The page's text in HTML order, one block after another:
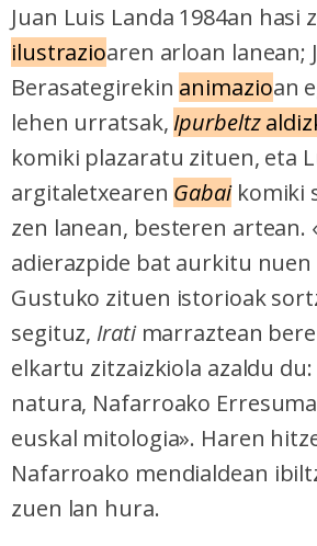
Juan Luis Landa 1984an hasi
ilustrazioaren arloan lanean;
Berasategirekin animazioan
lehen urratsak, Ipurbeltz
komiki plazaratu zituen, eta
argitaletxearen Gabaikomiki
zen lanean, besteren artean.
adierazpide bat aurkitu nuen
Gustuko zituen istorioak
segituz, Irati marraztean
elkartu zitzaizkiola azaldu
natura, Nafarroako
euskal mitologia». Haren
Nafarroako mendialdean
zuen lan hura.